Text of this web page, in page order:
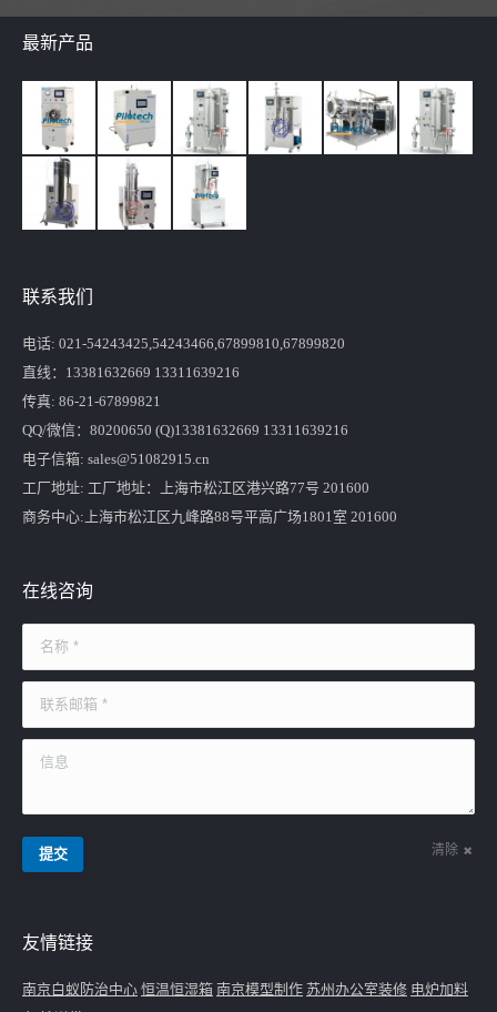
最新产品
联系我们
电话: 021-54243425,54243466,67899810,67899820
直线：13381632669 13311639216
传真: 86-21-67899821
QQ/微信：80200650 (Q)13381632669 13311639216
电子信箱: sales@51082915.cn
工厂地址: 工厂地址：上海市松江区港兴路77号 201600
商务中心:上海市松江区九峰路88号平高广场1801室 201600
在线咨询
名称 *
联系邮箱 *
信息
提交 清除
友情链接
南京白蚁防治中心 恒温恒湿箱 南京模型制作 苏州办公室装修 电炉加料